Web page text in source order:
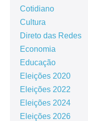
Cotidiano
Cultura
Direto das Redes
Economia
Educação
Eleições 2020
Eleições 2022
Eleições 2024
Eleições 2026